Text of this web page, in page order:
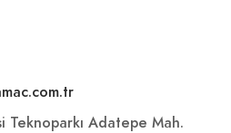
Teknoparkı Adatepe Mah.